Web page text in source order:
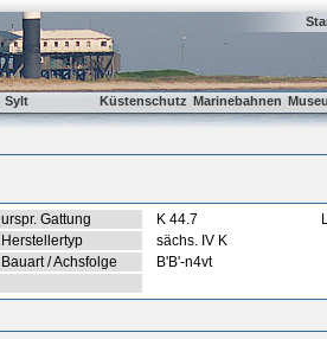
Sylt Küstenschutz Marinebahnen
urspr. Gattung K 44.7
Herstellertyp
sächs. IV K
Bauart / Achsfolge B'B'-n4vt